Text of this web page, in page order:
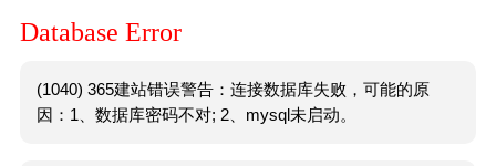
Database Error
(1040) 365建站错误警告：连接数据库失败，可能的原
因：1、数据库密码不对; 2、mysql未启动。